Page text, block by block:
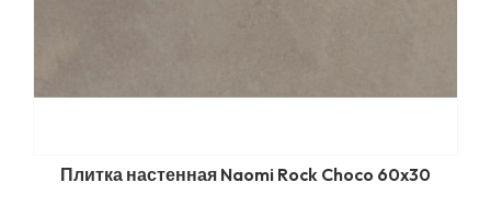
Плитка настенная Naomi Rock Choco 60x30